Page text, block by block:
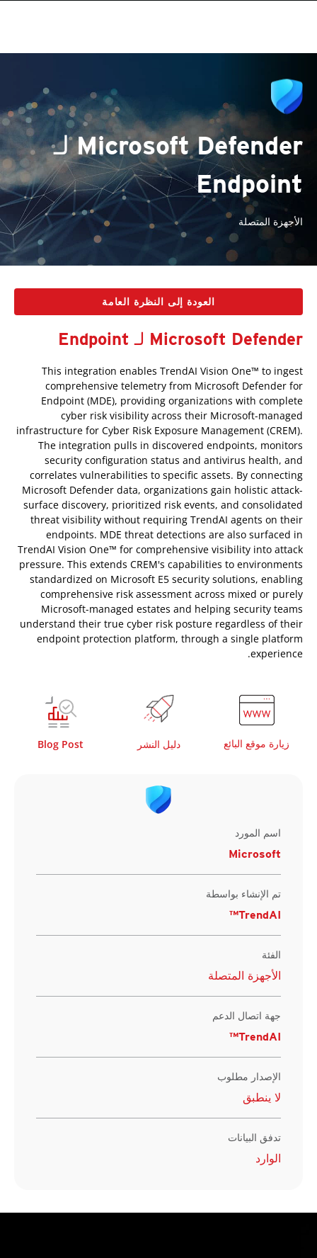
Microsoft Defender لـ
Endpoint
الأجهزة المتصلة
العودة إلى النظرة العامة
Microsoft Defender لـ Endpoint
This integration enables TrendAI Vision One™ to ingest
comprehensive telemetry from Microsoft Defender for
Endpoint (MDE), providing organizations with complete
cyber risk visibility across their Microsoft-managed
infrastructure for Cyber Risk Exposure Management (CREM).
The integration pulls in discovered endpoints, monitors
security configuration status and antivirus health, and
correlates vulnerabilities to specific assets. By connecting
Microsoft Defender data, organizations gain holistic attack-
surface discovery, prioritized risk events, and consolidated
threat visibility without requiring TrendAI agents on their
endpoints. MDE threat detections are also surfaced in
TrendAI Vision One™ for comprehensive visibility into attack
pressure. This extends CREM's capabilities to environments
standardized on Microsoft E5 security solutions, enabling
comprehensive risk assessment across mixed or purely
Microsoft-managed estates and helping security teams
understand their true cyber risk posture regardless of their
endpoint protection platform, through a single platform
experience.
زيارة موقع البائع دليل النشر Blog Post
اسم المورد
Microsoft
تم الإنشاء بواسطة
TrendAI™
الفئة
الأجهزة المتصلة
جهة اتصال الدعم
TrendAI™
الإصدار مطلوب
لا ينطبق
تدفق البيانات
الوارد